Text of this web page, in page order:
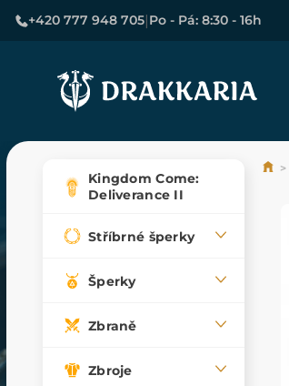
+420 777 948 705|Po - Pá: 8:30 - 16h
Kingdom Come:
Deliverance II
Stříbrné šperky
Šperky
Zbraně
Zbroje